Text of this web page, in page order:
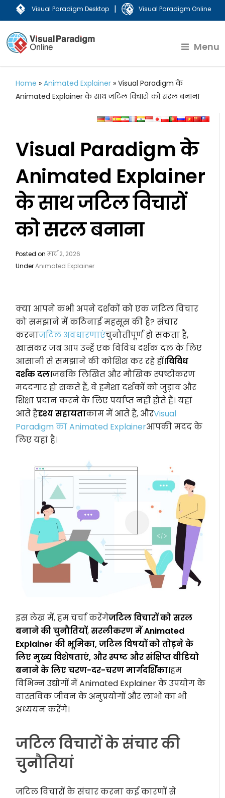
Visual Paradigm Desktop | Visual Paradigm Online
Menu
Home »Animated Explainer »Visual Paradigm के
Animated Explainer के साथ जटिल विचारों को सरल बनाना
Visual Paradigm के
Animated Explainer
के साथ जटिल विचारों
को सरल बनाना
Posted onमार्च 2, 2026
UnderAnimated Explainer
क्या आपने कभी अपने दर्शकों को एक जटिल विचार
को समझाने में कठिनाई महसूस की है? संचार
करनाजटिल अवधारणाएंचुनौतीपूर्ण हो सकता है,
खासकर जब आप उन्हें एक विविध दर्शक दल के लिए
आसानी से समझाने की कोशिश कर रहे हों।विविध
दर्शक दल।जबकि लिखित और मौखिक स्पष्टीकरण
मददगार हो सकते हैं, वे हमेशा दर्शकों को जुड़ाव और
शिक्षा प्रदान करने के लिए पर्याप्त नहीं होते हैं। यहां
आते हैंदृश्य सहायताकाम में आते हैं, औरVisual
Paradigm का Animated Explainerआपकी मदद के
लिए यहां है।
इस लेख में, हम चर्चा करेंगेजटिल विचारों को सरल
बनाने की चुनौतियों,सरलीकरण में Animated
Explainer की भूमिका, जटिल विषयों को तोड़ने के
लिए मुख्य विशेषताएं, और स्पष्ट और संक्षिप्त वीडियो
बनाने के लिए चरण-दर-चरण मार्गदर्शिका।हम
विभिन्न उद्योगों में Animated Explainer के उपयोग के
वास्तविक जीवन के अनुप्रयोगों और लाभों का भी
अध्ययन करेंगे।
जटिल विचारों के संचार की
चुनौतियां
जटिल विचारों के संचार करना कई कारणों से